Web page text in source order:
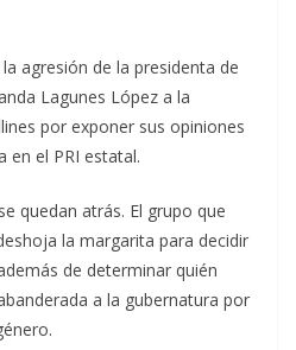
agresión de la presidenta de
Lagunes López a la
por exponer sus opiniones
en el PRI estatal.
quedan atrás. El grupo que
la margarita para decidir
de determinar quién
a la gubernatura por